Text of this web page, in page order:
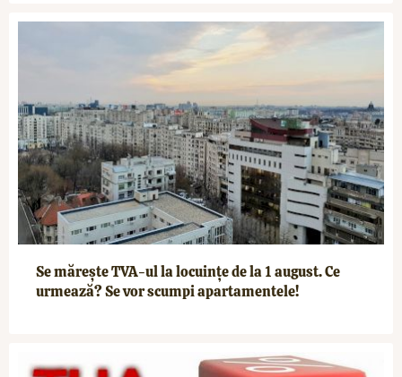
Se mărește TVA-ul la locuințe de la 1 august. Ce
urmează? Se vor scumpi apartamentele!